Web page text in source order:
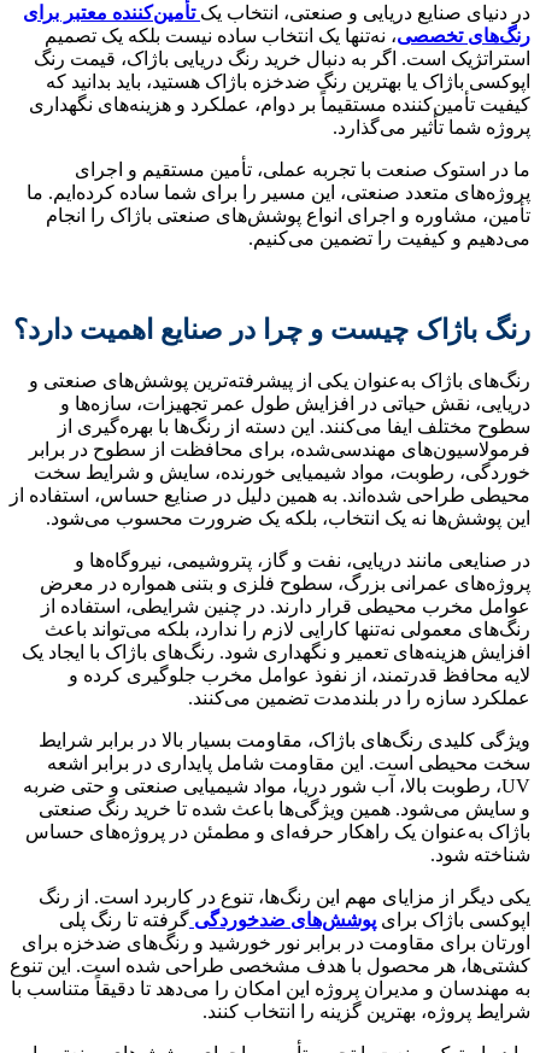
در دنیای صنایع دریایی و صنعتی، انتخاب یک تأمین‌کننده معتبر برای
رنگ‌های تخصصی، نه‌تنها یک انتخاب ساده نیست بلکه یک تصمیم
استراتژیک است. اگر به دنبال خرید رنگ دریایی باژاک، قیمت رنگ
اپوکسی باژاک یا بهترین رنگ ضدخزه باژاک هستید، باید بدانید که
کیفیت تأمین‌کننده مستقیماً بر دوام، عملکرد و هزینه‌های نگهداری
پروژه شما تأثیر می‌گذارد.
ما در استوک صنعت با تجربه عملی، تأمین مستقیم و اجرای
پروژه‌های متعدد صنعتی، این مسیر را برای شما ساده کرده‌ایم. ما
تأمین، مشاوره و اجرای انواع پوشش‌های صنعتی باژاک را انجام
می‌دهیم و کیفیت را تضمین می‌کنیم.
رنگ باژاک چیست و چرا در صنایع اهمیت دارد؟
رنگ‌های باژاک به‌عنوان یکی از پیشرفته‌ترین پوشش‌های صنعتی و
دریایی، نقش حیاتی در افزایش طول عمر تجهیزات، سازه‌ها و
سطوح مختلف ایفا می‌کنند. این دسته از رنگ‌ها با بهره‌گیری از
فرمولاسیون‌های مهندسی‌شده، برای محافظت از سطوح در برابر
خوردگی، رطوبت، مواد شیمیایی خورنده، سایش و شرایط سخت
محیطی طراحی شده‌اند. به همین دلیل در صنایع حساس، استفاده از
این پوشش‌ها نه یک انتخاب، بلکه یک ضرورت محسوب می‌شود.
در صنایعی مانند دریایی، نفت و گاز، پتروشیمی، نیروگاه‌ها و
پروژه‌های عمرانی بزرگ، سطوح فلزی و بتنی همواره در معرض
عوامل مخرب محیطی قرار دارند. در چنین شرایطی، استفاده از
رنگ‌های معمولی نه‌تنها کارایی لازم را ندارد، بلکه می‌تواند باعث
افزایش هزینه‌های تعمیر و نگهداری شود. رنگ‌های باژاک با ایجاد یک
لایه محافظ قدرتمند، از نفوذ عوامل مخرب جلوگیری کرده و
عملکرد سازه را در بلندمدت تضمین می‌کنند.
ویژگی کلیدی رنگ‌های باژاک، مقاومت بسیار بالا در برابر شرایط
سخت محیطی است. این مقاومت شامل پایداری در برابر اشعه
UV، رطوبت بالا، آب شور دریا، مواد شیمیایی صنعتی و حتی ضربه
و سایش می‌شود. همین ویژگی‌ها باعث شده تا خرید رنگ صنعتی
باژاک به‌عنوان یک راهکار حرفه‌ای و مطمئن در پروژه‌های حساس
شناخته شود.
یکی دیگر از مزایای مهم این رنگ‌ها، تنوع در کاربرد است. از رنگ
اپوکسی باژاک برای پوشش‌های ضدخوردگی گرفته تا رنگ پلی
اورتان برای مقاومت در برابر نور خورشید و رنگ‌های ضدخزه برای
کشتی‌ها، هر محصول با هدف مشخصی طراحی شده است. این تنوع
به مهندسان و مدیران پروژه این امکان را می‌دهد تا دقیقاً متناسب با
شرایط پروژه، بهترین گزینه را انتخاب کنند.